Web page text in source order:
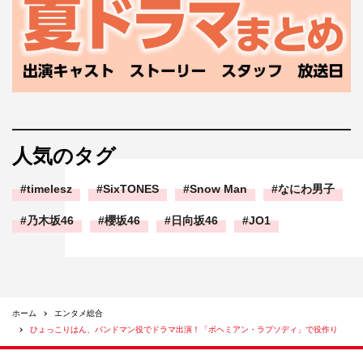
人気のタグ
timelesz SixTONES Snow Man なにわ男子
乃木坂46 櫻坂46 日向坂46 JO1
ホーム
エンタメ総合
ひょっこりはん、バンドマン役でドラマ出演！「ボヘミアン・ラプソディ」で役作り